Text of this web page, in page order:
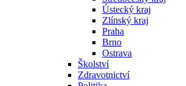
Ústecký kraj
Zlínský kraj
Praha
Brno
Ostrava
Školství
Zdravotnictví